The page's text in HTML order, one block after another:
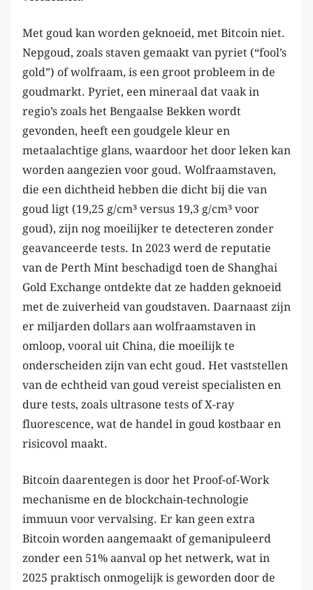
Met goud kan worden geknoeid, met Bitcoin niet.
Nepgoud, zoals staven gemaakt van pyriet (“fool’s
gold”) of wolfraam, is een groot probleem in de
goudmarkt. Pyriet, een mineraal dat vaak in
regio’s zoals het Bengaalse Bekken wordt
gevonden, heeft een goudgele kleur en
metaalachtige glans, waardoor het door leken kan
worden aangezien voor goud. Wolfraamstaven,
die een dichtheid hebben die dicht bij die van
goud ligt (19,25 g/cm³ versus 19,3 g/cm³ voor
goud), zijn nog moeilijker te detecteren zonder
geavanceerde tests. In 2023 werd de reputatie
van de Perth Mint beschadigd toen de Shanghai
Gold Exchange ontdekte dat ze hadden geknoeid
met de zuiverheid van goudstaven. Daarnaast zijn
er miljarden dollars aan wolfraamstaven in
omloop, vooral uit China, die moeilijk te
onderscheiden zijn van echt goud. Het vaststellen
van de echtheid van goud vereist specialisten en
dure tests, zoals ultrasone tests of X-ray
fluorescence, wat de handel in goud kostbaar en
risicovol maakt.
Bitcoin daarentegen is door het Proof-of-Work
mechanisme en de blockchain-technologie
immuun voor vervalsing. Er kan geen extra
Bitcoin worden aangemaakt of gemanipuleerd
zonder een 51% aanval op het netwerk, wat in
2025 praktisch onmogelijk is geworden door de